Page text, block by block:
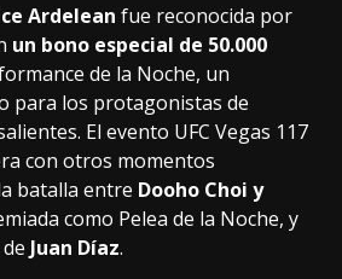
Ardelean fue reconocida por
un bono especial de 50.000
de la Noche, un
para los protagonistas de
El evento UFC Vegas 117
con otros momentos
batalla entre Dooho Choi y
como Pelea de la Noche, y
Juan Díaz.